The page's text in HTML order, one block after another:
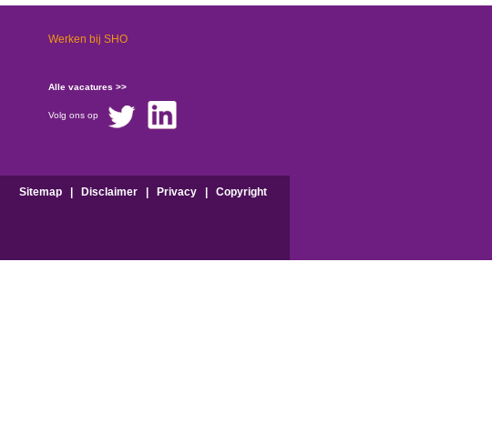
Werken bij SHO
Alle vacatures >>
Volg ons op
Sitemap Disclaimer Privacy Copyright